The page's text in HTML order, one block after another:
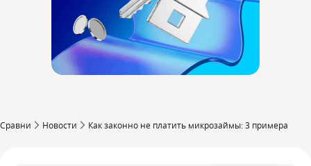
Сравни Новости Как законно не платить микрозаймы: 3 примера